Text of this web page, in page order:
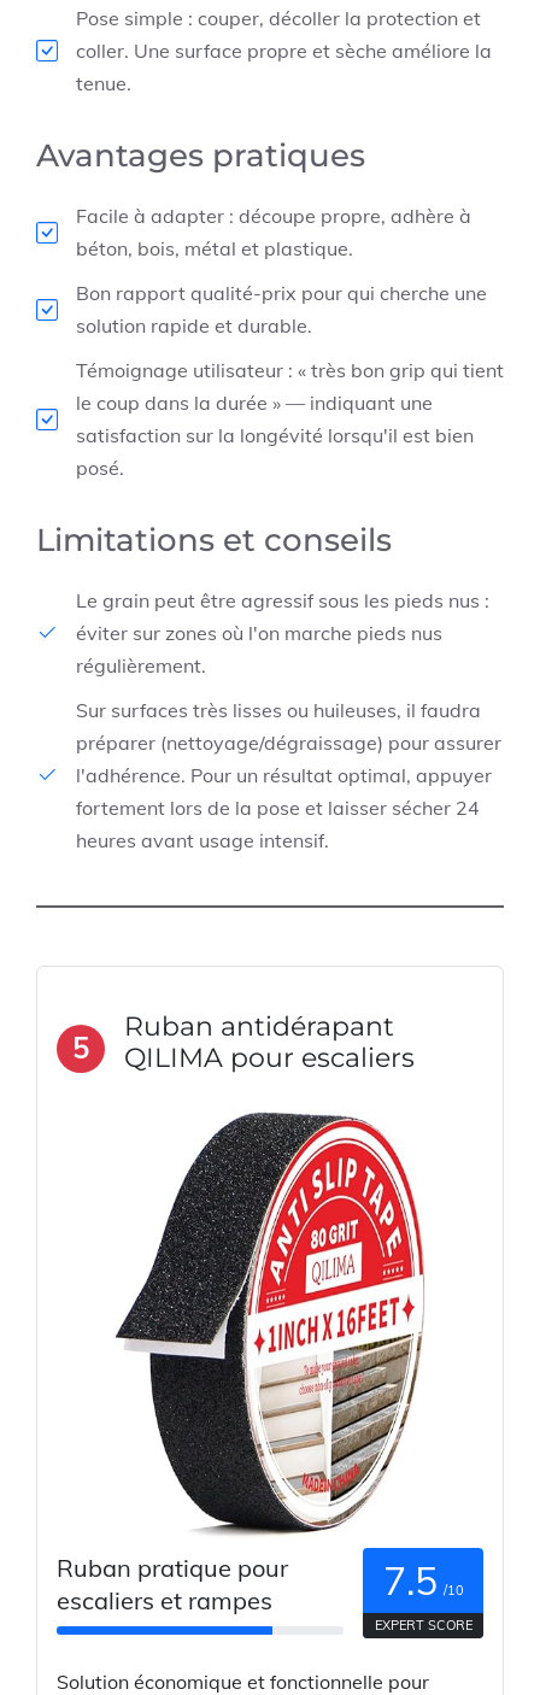
Pose simple : couper, décoller la protection et
coller. Une surface propre et sèche améliore la
tenue.
Avantages pratiques
Facile à adapter : découpe propre, adhère à
béton, bois, métal et plastique.
Bon rapport qualité-prix pour qui cherche une
solution rapide et durable.
Témoignage utilisateur : « très bon grip qui tient
le coup dans la durée » — indiquant une
satisfaction sur la longévité lorsqu'il est bien
posé.
Limitations et conseils
Le grain peut être agressif sous les pieds nus :
éviter sur zones où l'on marche pieds nus
régulièrement.
Sur surfaces très lisses ou huileuses, il faudra
préparer (nettoyage/dégraissage) pour assurer
l'adhérence. Pour un résultat optimal, appuyer
fortement lors de la pose et laisser sécher 24
heures avant usage intensif.
5
Ruban antidérapant
QILIMA pour escaliers
Ruban pratique pour
escaliers et rampes
7.5 /10
EXPERT SCORE
Solution économique et fonctionnelle pour